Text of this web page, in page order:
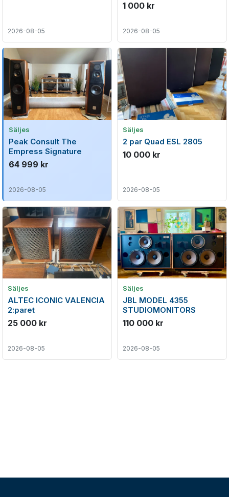
2026-08-05
1 000 kr
2026-08-05
Säljes
Peak Consult The
Empress Signature
64 999 kr
2026-08-05
Säljes
2 par Quad ESL 2805
10 000 kr
2026-08-05
Säljes
ALTEC ICONIC VALENCIA
2:paret
25 000 kr
2026-08-05
Säljes
JBL MODEL 4355
STUDIOMONITORS
110 000 kr
2026-08-05